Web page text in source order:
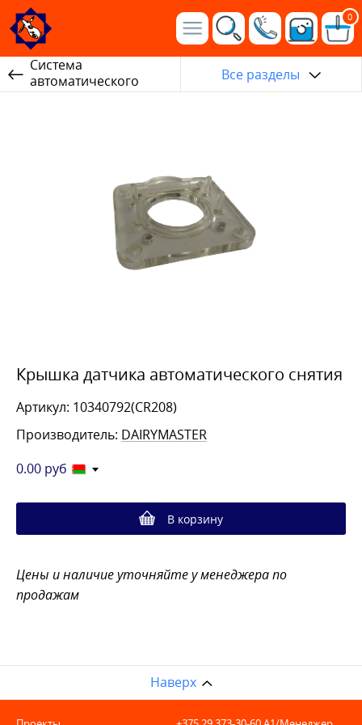
0
Система
автоматического
снятия аппаратов
Все разделы
Крышка датчика автоматического снятия
Артикул: 10340792(CR208)
Производитель: DAIRYMASTER
0.00 руб
В корзину
Цены и наличие уточняйте у менеджера по
продажам
Наверх